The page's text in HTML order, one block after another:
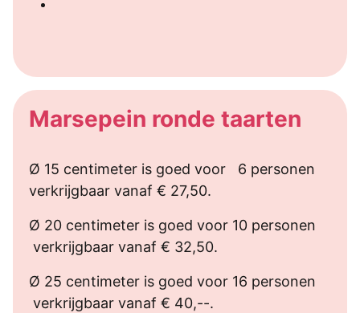
Marsepein ronde taarten
Ø 15 centimeter is goed voor 6 personen
verkrijgbaar vanaf € 27,50.
Ø 20 centimeter is goed voor 10 personen
verkrijgbaar vanaf € 32,50.
Ø 25 centimeter is goed voor 16 personen
verkrijgbaar vanaf € 40,--.